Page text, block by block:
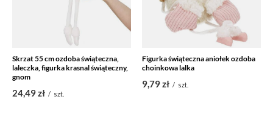
Skrzat 55 cm ozdoba świąteczna,
laleczka, figurka krasnal świąteczny,
gnom
24,49 zł / szt.
Figurka świąteczna aniołek ozdoba
choinkowa lalka
9,79 zł / szt.